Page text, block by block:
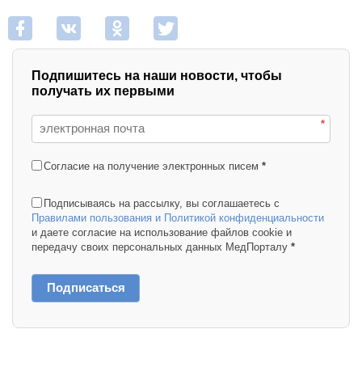
Подпишитесь на наши новости, чтобы
получать их первыми
*
Согласие на получение электронных писем *
Подписываясь на рассылку, вы соглашаетесь с
Правилами пользования и Политикой конфиденциальности
и даете согласие на использование файлов cookie и
передачу своих персональных данных МедПорталу *
Подписаться